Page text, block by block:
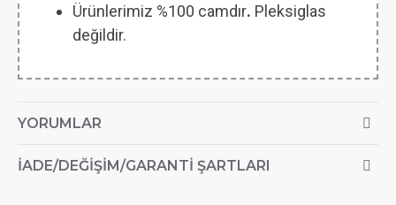
Ürünlerimiz %100 camdır. Pleksiglas
değildir.
YORUMLAR
İADE/DEĞIŞIM/GARANTI ŞARTLARI